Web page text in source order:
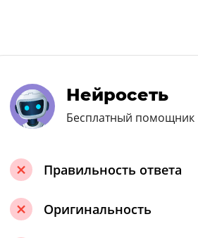
Нейросеть
Бесплатный помощник
Правильность ответа
Оригинальность